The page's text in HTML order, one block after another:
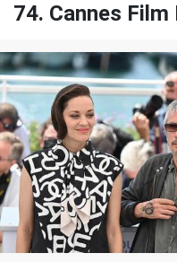
74. Cannes Film